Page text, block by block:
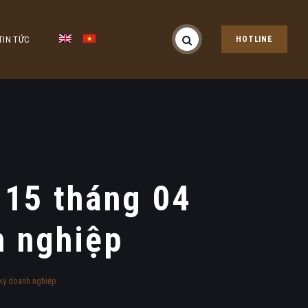
TỨC HOTLINE
tháng 04
nghiệp
doanh nghiệp